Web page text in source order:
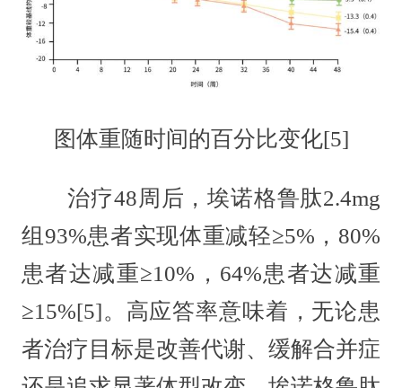
图体重随时间的百分比变化[5]
治疗48周后，埃诺格鲁肽2.4mg
组93%患者实现体重减轻≥5%，80%
患者达减重≥10%，64%患者达减重
≥15%[5]。高应答率意味着，无论患
者治疗目标是改善代谢、缓解合并症